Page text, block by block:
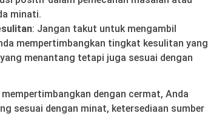
minati.
: Jangan takut untuk mengambil
mempertimbangkan tingkat kesulitan yang
menantang tetapi juga sesuai dengan
dengan cermat, Anda
sesuai dengan minat, ketersediaan sumber